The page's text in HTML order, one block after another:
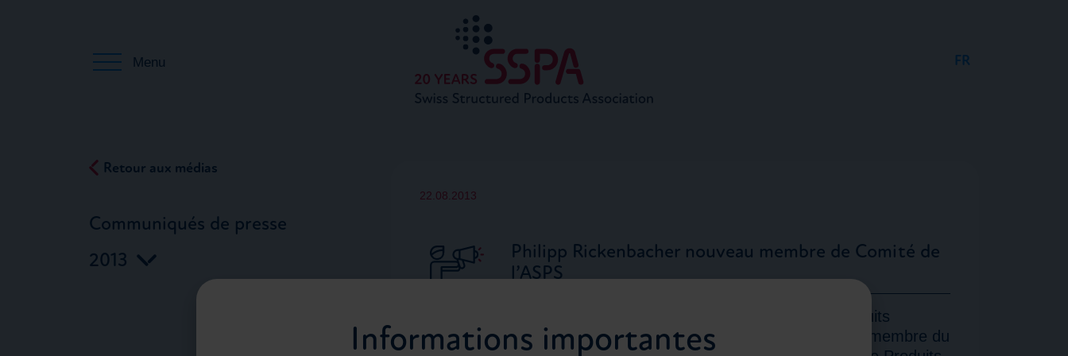
Menu FR
Retour aux médias
Communiqués de presse
2013
22.08.2013
Philipp Rickenbacher nouveau membre de Comité de
l’ASPS
Communiqué aux médias Association Suisse Produits
Structurés (ASPS): Philipp Rickenbacher nouveau membre du
Informations importantes